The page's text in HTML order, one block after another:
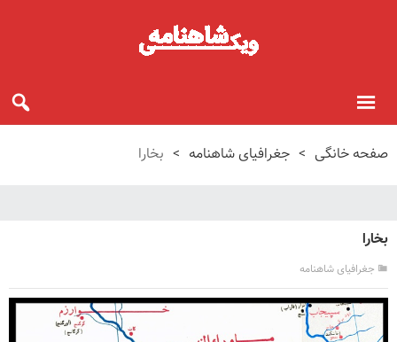
صفحه خانگی > جغرافیای شاهنامه > بخارا
بخارا
جغرافیای شاهنامه